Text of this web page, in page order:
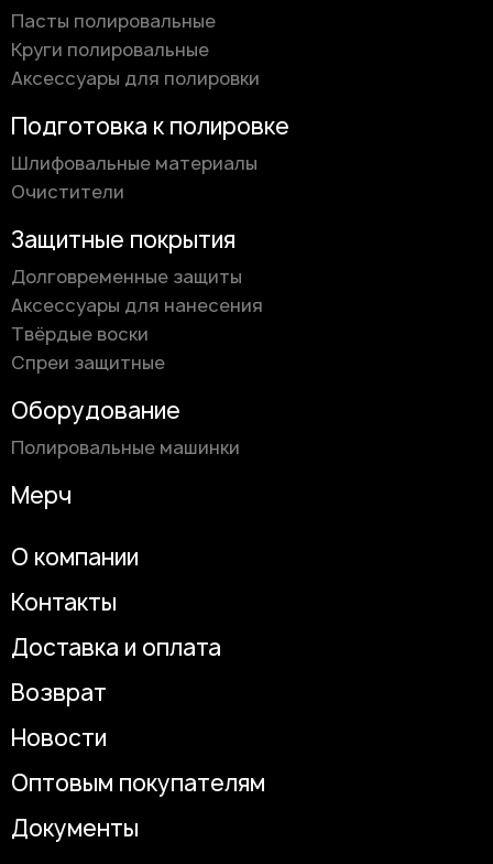
Пасты полировальные
Круги полировальные
Аксессуары для полировки
Подготовка к полировке
Шлифовальные материалы
Очистители
Защитные покрытия
Долговременные защиты
Аксессуары для нанесения
Твёрдые воски
Спреи защитные
Оборудование
Полировальные машинки
Мерч
О компании
Контакты
Доставка и оплата
Возврат
Новости
Оптовым покупателям
Документы